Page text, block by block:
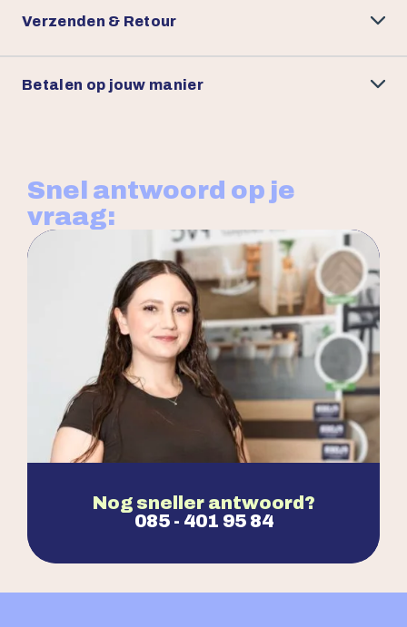
Verzenden & Retour
Betalen op jouw manier
Snel antwoord op je
vraag:
Nog sneller antwoord?
085 - 401 95 84